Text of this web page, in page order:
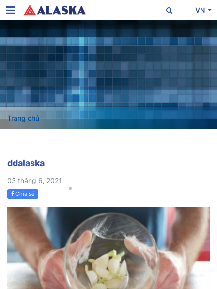
VN
Trang chủ
ddalaska
03 tháng 6, 2021
Chia sẻ